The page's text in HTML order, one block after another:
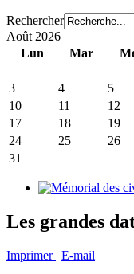
Rechercher
Août 2026
Lun
Mar
3
4 5
10
11 12
17
18 19
24
25 26
31
Les grandes
Imprimer | E-mail